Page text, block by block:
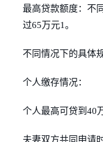
最高贷款额度：不
过65万元1。
不同情况下的具体
个人缴存情况：
个人最高可贷到40
夫妻双方共同申请